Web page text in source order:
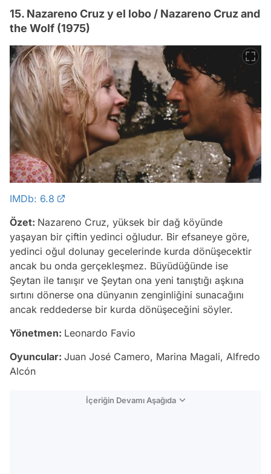
15. Nazareno Cruz y el lobo / Nazareno Cruz and
the Wolf (1975)
IMDb: 6.8
Özet: Nazareno Cruz, yüksek bir dağ köyünde
yaşayan bir çiftin yedinci oğludur. Bir efsaneye göre,
yedinci oğul dolunay gecelerinde kurda dönüşecektir
ancak bu onda gerçekleşmez. Büyüdüğünde ise
Şeytan ile tanışır ve Şeytan ona yeni tanıştığı aşkına
sırtını dönerse ona dünyanın zenginliğini sunacağını
ancak reddederse bir kurda dönüşeceğini söyler.
Yönetmen: Leonardo Favio
Oyuncular: Juan José Camero, Marina Magali, Alfredo
Alcón
İçeriğin Devamı Aşağıda